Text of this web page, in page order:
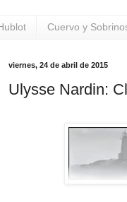
Cuervo y
viernes, 24 de abril de 2015
Ulysse Nardin: